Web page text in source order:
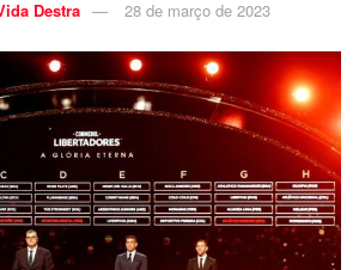
Destra 28 de março de 2023